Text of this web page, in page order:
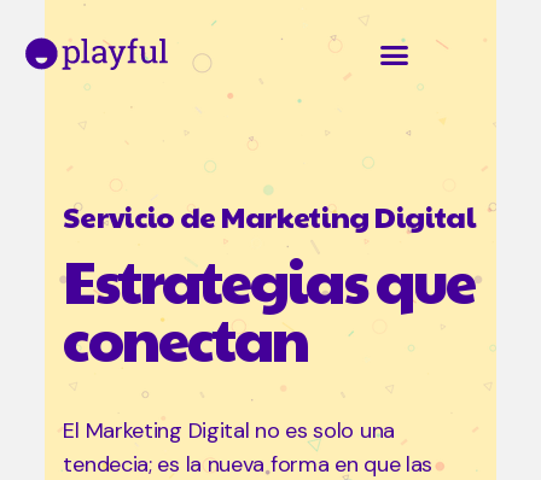
Servicio de Marketing Digital
Estrategias que
conectan
El Marketing Digital no es solo una
tendecia; es la nueva forma en que las